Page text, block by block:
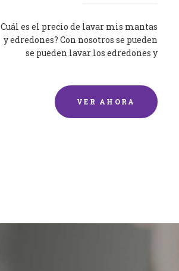
Cuál es el precio de lavar mis mantas
y edredones? Con nosotros se pueden
se pueden lavar los edredones y
VER AHORA